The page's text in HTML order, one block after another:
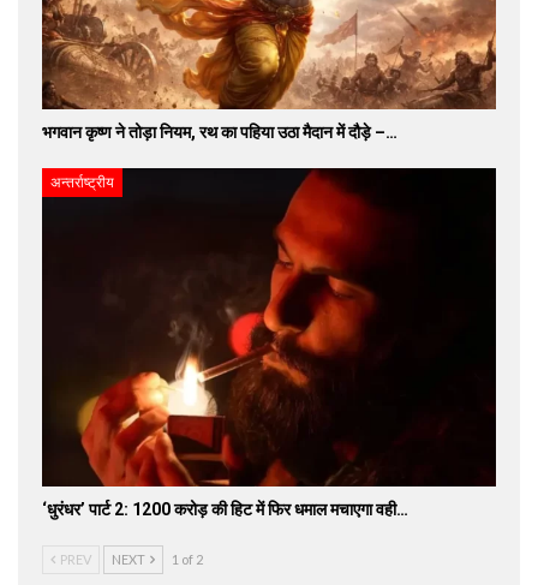
भगवान कृष्ण ने तोड़ा नियम, रथ का पहिया उठा मैदान में दौड़े –…
अन्तर्राष्ट्रीय
‘धुरंधर’ पार्ट 2: 1200 करोड़ की हिट में फिर धमाल मचाएगा वही…
PREV NEXT 1 of 2